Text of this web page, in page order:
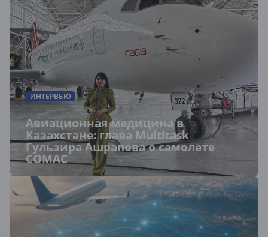
ИНТЕРВЬЮ
Авиационная медицина в
Казахстане: глава Multitask
Гульзира Ашрапова о самолете
COMAC